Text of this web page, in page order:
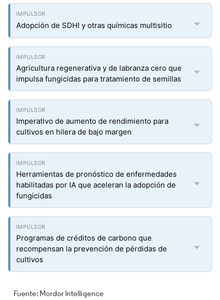
Adopción de SDHI y otras químicas multisitio
Agricultura regenerativa y de labranza cero que
impulsa fungicidas para tratamiento de semillas
Imperativo de aumento de rendimiento para
cultivos en hilera de bajo margen
Herramientas de pronóstico de enfermedades
habilitadas por IA que aceleran la adopción de
fungicidas
Programas de créditos de carbono que
recompensan la prevención de pérdidas de
cultivos
Fuente: Mordor Intelligence